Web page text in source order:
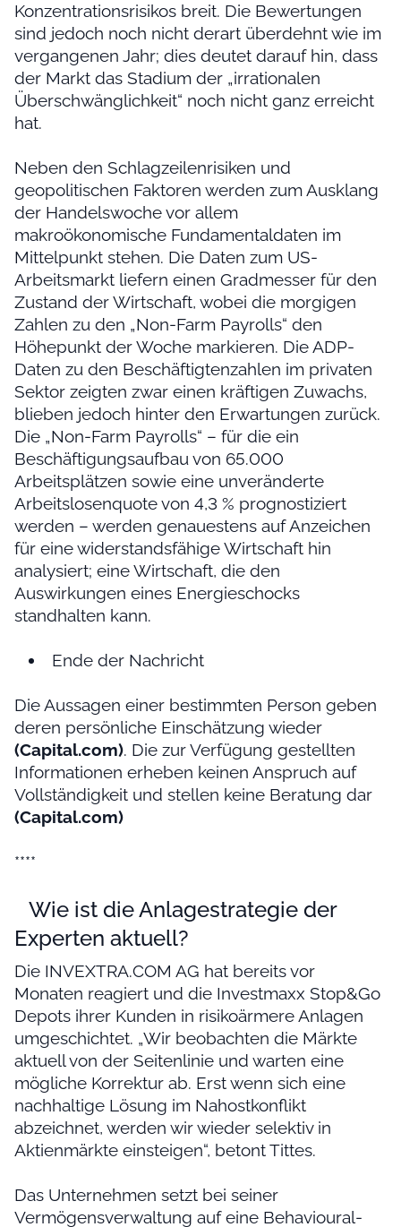
Konzentrationsrisikos breit. Die Bewertungen
sind jedoch noch nicht derart überdehnt wie im
vergangenen Jahr; dies deutet darauf hin, dass
der Markt das Stadium der „irrationalen
Überschwänglichkeit“ noch nicht ganz erreicht
hat.
Neben den Schlagzeilenrisiken und
geopolitischen Faktoren werden zum Ausklang
der Handelswoche vor allem
makroökonomische Fundamentaldaten im
Mittelpunkt stehen. Die Daten zum US-
Arbeitsmarkt liefern einen Gradmesser für den
Zustand der Wirtschaft, wobei die morgigen
Zahlen zu den „Non-Farm Payrolls“ den
Höhepunkt der Woche markieren. Die ADP-
Daten zu den Beschäftigtenzahlen im privaten
Sektor zeigten zwar einen kräftigen Zuwachs,
blieben jedoch hinter den Erwartungen zurück.
Die „Non-Farm Payrolls“ – für die ein
Beschäftigungsaufbau von 65.000
Arbeitsplätzen sowie eine unveränderte
Arbeitslosenquote von 4,3 % prognostiziert
werden – werden genauestens auf Anzeichen
für eine widerstandsfähige Wirtschaft hin
analysiert; eine Wirtschaft, die den
Auswirkungen eines Energieschocks
standhalten kann.
Ende der Nachricht
Die Aussagen einer bestimmten Person geben
deren persönliche Einschätzung wieder
(Capital.com). Die zur Verfügung gestellten
Informationen erheben keinen Anspruch auf
Vollständigkeit und stellen keine Beratung dar
(Capital.com)
****
Wie ist die Anlagestrategie der
Experten aktuell?
Die INVEXTRA.COM AG hat bereits vor
Monaten reagiert und die Investmaxx Stop&Go
Depots ihrer Kunden in risikoärmere Anlagen
umgeschichtet. „Wir beobachten die Märkte
aktuell von der Seitenlinie und warten eine
mögliche Korrektur ab. Erst wenn sich eine
nachhaltige Lösung im Nahostkonflikt
abzeichnet, werden wir wieder selektiv in
Aktienmärkte einsteigen“, betont Tittes.
Das Unternehmen setzt bei seiner
Vermögensverwaltung auf eine Behavioural-